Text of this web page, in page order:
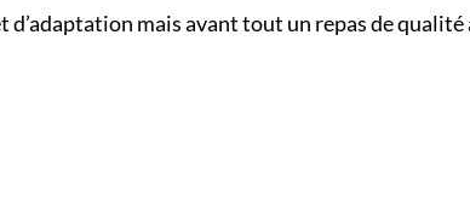
d’adaptation mais avant tout un repas de